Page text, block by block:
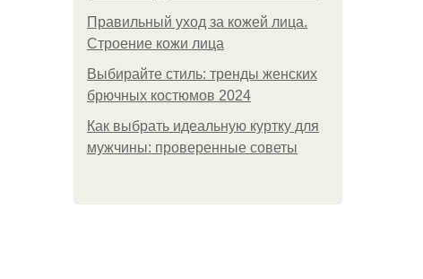
Правильный уход за кожей лица.
Строение кожи лица
Выбирайте стиль: тренды женских
брючных костюмов 2024
Как выбрать идеальную куртку для
мужчины: проверенные советы